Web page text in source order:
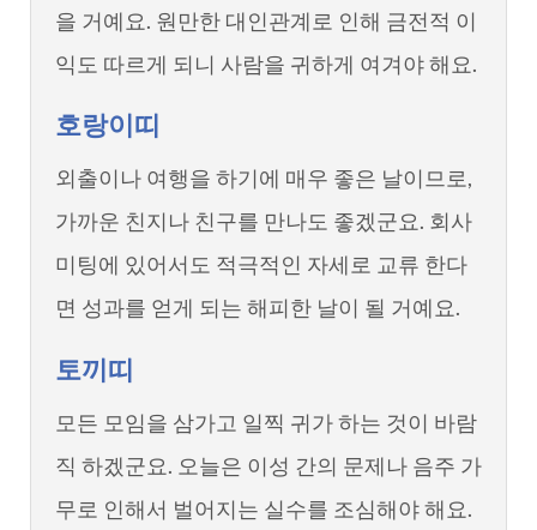
을 거예요. 원만한 대인관계로 인해 금전적 이
익도 따르게 되니 사람을 귀하게 여겨야 해요.
호랑이띠
외출이나 여행을 하기에 매우 좋은 날이므로,
가까운 친지나 친구를 만나도 좋겠군요. 회사
미팅에 있어서도 적극적인 자세로 교류 한다
면 성과를 얻게 되는 해피한 날이 될 거예요.
토끼띠
모든 모임을 삼가고 일찍 귀가 하는 것이 바람
직 하겠군요. 오늘은 이성 간의 문제나 음주 가
무로 인해서 벌어지는 실수를 조심해야 해요.